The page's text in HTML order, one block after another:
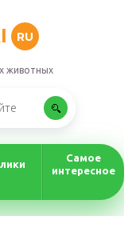
RU
животных
Самое
интересное